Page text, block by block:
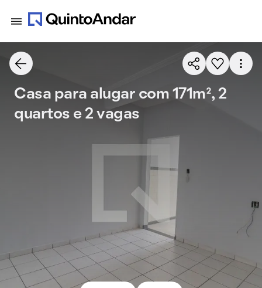
Casa para alugar com 171m², 2
quartos e 2 vagas